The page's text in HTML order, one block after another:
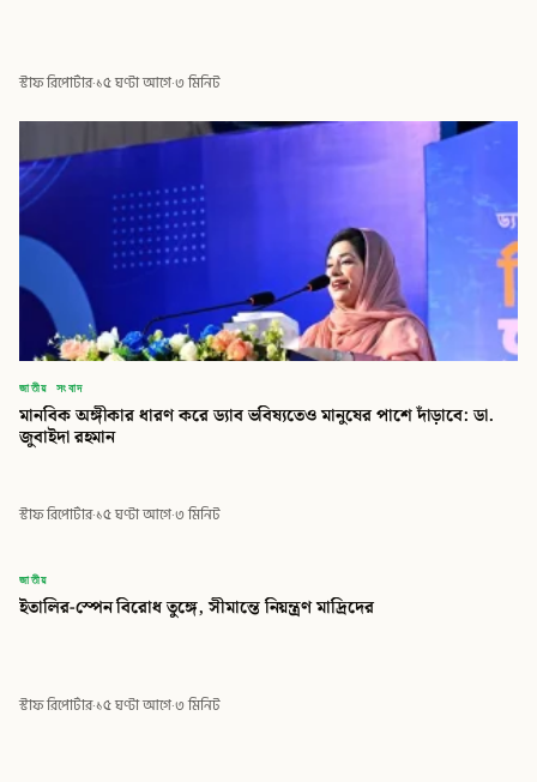
স্টাফ রিপোর্টার·১৫ ঘণ্টা আগে·৩ মিনিট
জাতীয় সংবাদ
মানবিক অঙ্গীকার ধারণ করে ড্যাব ভবিষ্যতেও মানুষের পাশে দাঁড়াবে: ডা.
জুবাইদা রহমান
স্টাফ রিপোর্টার·১৫ ঘণ্টা আগে·৩ মিনিট
বিডি
বিডি গ্লোবাল টাইমস
জাতীয়
ইতালির-স্পেন বিরোধ তুঙ্গে, সীমান্তে নিয়ন্ত্রণ মাদ্রিদের
স্টাফ রিপোর্টার·১৫ ঘণ্টা আগে·৩ মিনিট